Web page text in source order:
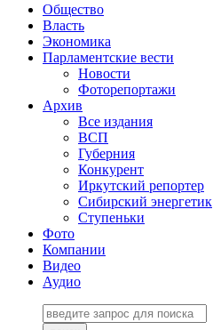
Общество
Власть
Экономика
Парламентские вести
Новости
Фоторепортажи
Архив
Все издания
ВСП
Губерния
Конкурент
Иркутский репортер
Сибирский энергетик
Ступеньки
Фото
Компании
Видео
Аудио